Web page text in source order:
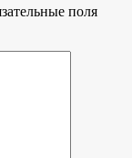
поля